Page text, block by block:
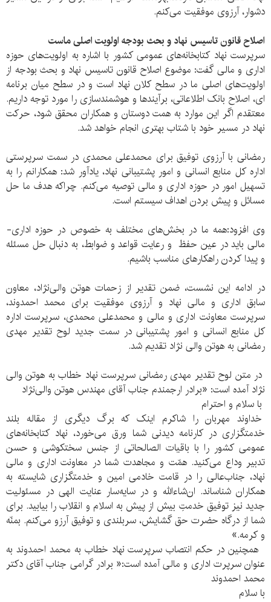
دشوار، آرزوی موفقیت می‌کنم.
اصلاح قانون تاسیس نهاد و بحث بودجه اولویت‌ اصلی ماست
سرپرست نهاد کتابخانه‌های عمومی کشور با اشاره به اولویت‌های حوزه
اداری و مالی گفت: موضوع اصلاح قانون تاسیس نهاد و بحث بودجه از
اولویت‌های اصلی ما در سطح کلان نهاد است و در سطح میان برنامه
ای، اصلاح بانک اطلاعاتی، برآیندها و هوشمندسازی را مورد توجه داریم.
معتقدم اگر این موارد به همت دوستان و همکاران محقق شود، حرکت
نهاد در مسیر خود با شتاب بهتری انجام خواهد شد.
رمضانی با آرزوی توفیق برای محمدعلی محمدی در سمت سرپرستی
اداره کل منابع انسانی و امور پشتیبانی نهاد، یادآور شد: همکارانم را به
تسهیل امور در حوزه اداری و مالی توصیه می‌کنم. چراکه هدف ما حل
مسائل و پیش بردن اهداف سیستم است.
وی افزود:همه ما در بخش‌های مختلف به خصوص در حوزه اداری-
مالی باید در عین حفظ و رعایت قواعد و ضوابط، به دنبال حل مسئله
و پیدا کردن راهکارهای مناسب باشیم.
در ادامه این نشست، ضمن تقدیر از زحمات هوتن والی‌نژاد، معاون
سابق اداری و مالی نهاد و آرزوی موفقیت برای محمد احمدوند،
سرپرست معاونت اداری و مالی و محمدعلی محمدی، سرپرست اداره
کل منابع انسانی و امور پشتیبانی در سمت جدید لوح تقدیر مهدی
رمضانی به هوتن والی نژاد تقدیم شد.
در متن لوح تقدیر مهدی رمضانی سرپرست نهاد خطاب به هوتن والی
نژاد آمده است: «برادر ارجمندم جناب آقای مهندس هوتن والی‌نژاد
با سلام و احترام
خداوند مهربان را شاکرم اینک که برگ دیگری از مقاله بلند
خدمتگزاری در کارنامه دیدنی شما ورق می‌خورد، نهاد کتابخانه‌های
عمومی کشور را با باقیات الصالحاتی از جنس سختکوشی و حسن
تدبیر وداع می‌کنید. همّت و مجاهدت شما در معاونت اداری و مالی
نهاد، جناب‌عالی را در قامت خادمی امین و خدمتگزاری شایسته به
همکاران شناساند. ان‌شاءالله و در سایه‌سار عنایت الهی در مسئولیت
جدید نیز توفیق خدمتِ بیش از پیش به اسلام و انقلاب را بیابید. برای
شما از درگاه حضرت حق گشایش، سربلندی و توفیق آرزو می‌کنم. بمنّه
و کرمه.»
همچنین در حکم انتصاب سرپرست نهاد خطاب به محمد احمدوند به
عنوان سرپرت اداری و مالی آمده است:« برادر گرامی جناب آقای دکتر
محمد احمدوند
با سلام